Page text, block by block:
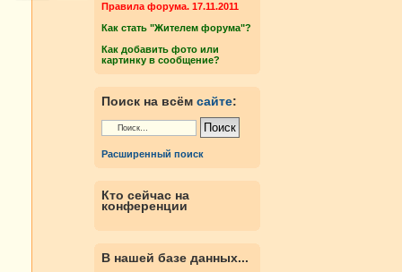
Правила форума. 17.11.2011
Как стать "Жителем форума"?
Как добавить фото или
картинку в сообщение?
Поиск на всём сайте:
Расширенный поиск
Кто сейчас на
конференции
В нашей базе данных...